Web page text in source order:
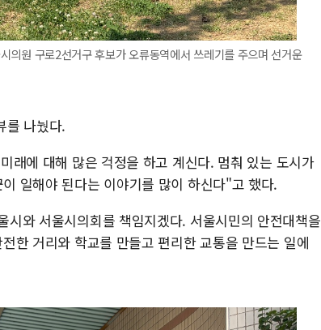
의원 구로2선거구 후보가 오류동역에서 쓰레기를 주으며 선거운
를 나눴다.
래에 대해 많은 걱정을 하고 계신다. 멈춰 있는 도시가
일해야 된다는 이야기를 많이 하신다"고 했다.
와 서울시의회를 책임지겠다. 서울시민의 안전대책을
한 거리와 학교를 만들고 편리한 교통을 만드는 일에